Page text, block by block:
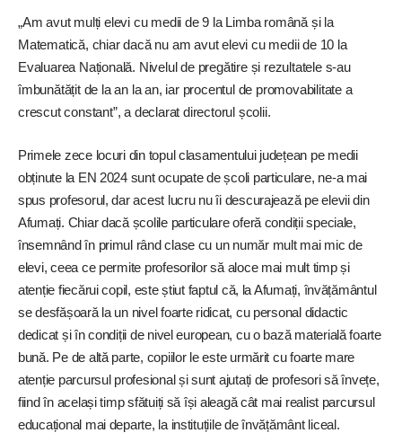
„Am avut mulți elevi cu medii de 9 la Limba română și la
Matematică, chiar dacă nu am avut elevi cu medii de 10 la
Evaluarea Națională. Nivelul de pregătire și rezultatele s-au
îmbunătățit de la an la an, iar procentul de promovabilitate a
crescut constant”, a declarat directorul școlii.
Primele zece locuri din topul clasamentului județean pe medii
obținute la EN 2024 sunt ocupate de școli particulare, ne-a mai
spus profesorul, dar acest lucru nu îi descurajează pe elevii din
Afumați. Chiar dacă școlile particulare oferă condiții speciale,
însemnând în primul rând clase cu un număr mult mai mic de
elevi, ceea ce permite profesorilor să aloce mai mult timp și
atenție fiecărui copil, este știut faptul că, la Afumați, învățământul
se desfășoară la un nivel foarte ridicat, cu personal didactic
dedicat și în condiții de nivel european, cu o bază materială foarte
bună. Pe de altă parte, copiilor le este urmărit cu foarte mare
atenție parcursul profesional și sunt ajutați de profesori să învețe,
fiind în același timp sfătuiți să își aleagă cât mai realist parcursul
educațional mai departe, la instituțiile de învățământ liceal.